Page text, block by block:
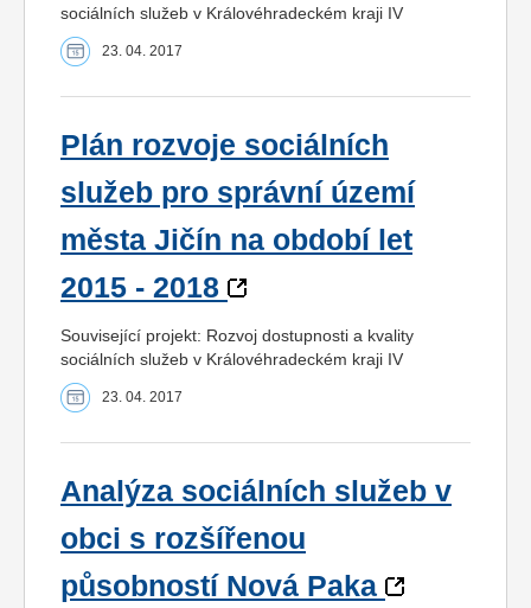
sociálních služeb v Královéhradeckém kraji IV
23. 04. 2017
Plán rozvoje sociálních
služeb pro správní území
města Jičín na období let
2015 - 2018
Související projekt: Rozvoj dostupnosti a kvality
sociálních služeb v Královéhradeckém kraji IV
23. 04. 2017
Analýza sociálních služeb v
obci s rozšířenou
působností Nová Paka